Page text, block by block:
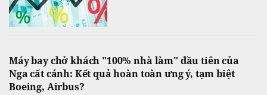
Máy bay chở khách "100% nhà làm" đầu tiên của
Nga cất cánh: Kết quả hoàn toàn ưng ý, tạm biệt
Boeing, Airbus?